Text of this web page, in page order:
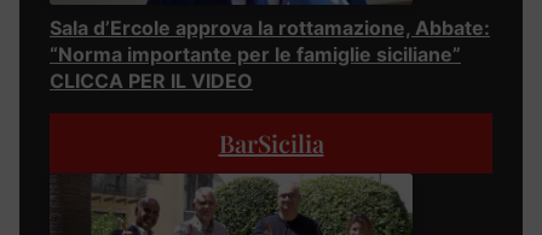
Sala d’Ercole approva la rottamazione, Abbate:
“Norma importante per le famiglie siciliane”
CLICCA PER IL VIDEO
BarSicilia